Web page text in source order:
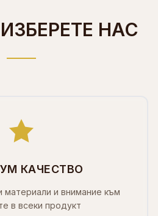
НАС
КАЧЕСТВО
материали и внимание към
в всеки продукт